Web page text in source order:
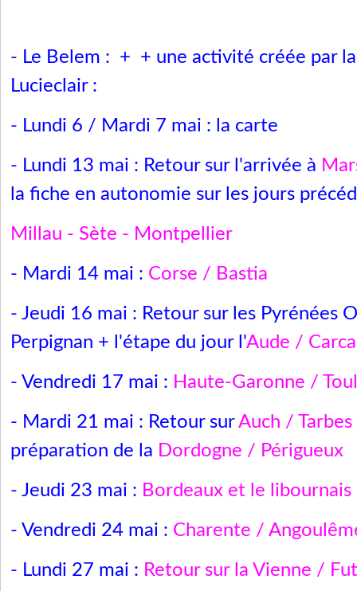
- Le Belem : + + une activité créée par
Lucieclair:
- Lundi 6 / Mardi 7 mai : la carte
- Lundi 13 mai : Retour sur l'arrivée à
la fiche en autonomie sur les jours
Millau - Sète - Montpellier
- Mardi 14 mai : Corse / Bastia
- Jeudi 16 mai : Retour sur les Pyrénées
Perpignan + l'étape du jour l'Aude /
- Vendredi 17 mai : Haute-Garonne /
- Mardi 21 mai : Retour surAuch /
préparation de la Dordogne / Périgueux
- Jeudi 23 mai : Bordeaux et le libournais
- Vendredi 24 mai : Charente /
- Lundi 27 mai : Retour sur la Vienne /